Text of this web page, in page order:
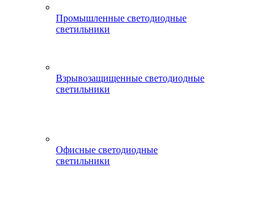
Промышленные светодиодные
светильники
Взрывозащищенные светодиодные
светильники
Офисные светодиодные
светильники